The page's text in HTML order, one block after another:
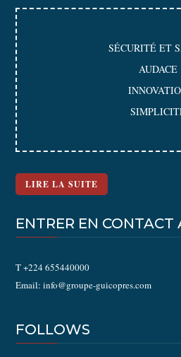
SÉCURITÉ ET
AUDACE
LIRE LA SUITE
ENTRER EN CONTACT
T +224 655440000
Email: info@groupe-guicopres.com
FOLLOWS